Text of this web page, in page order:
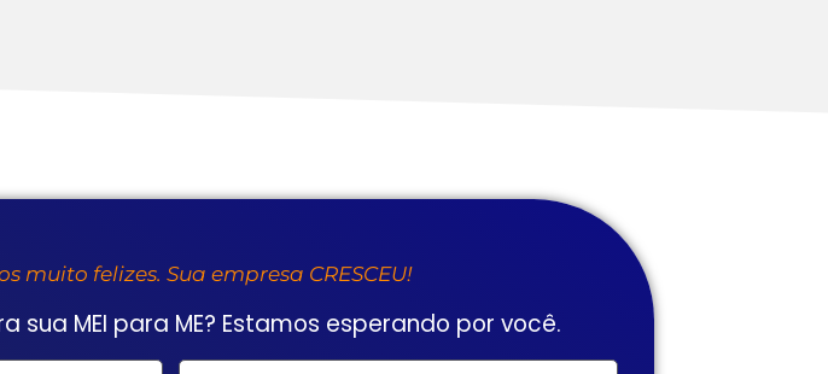
muito felizes. Sua empresa CRESCEU!
sua MEI para ME? Estamos esperando por você.